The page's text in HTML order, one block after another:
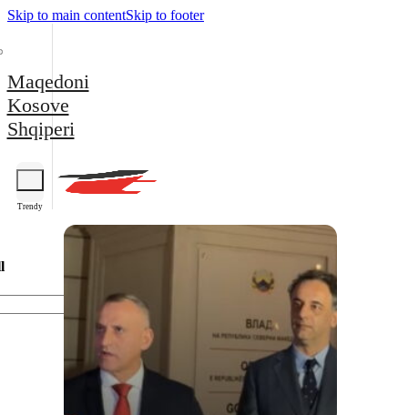
Skip to main contentSkip to footer
Maqedoni
Kosove
Shqiperi
Trendy